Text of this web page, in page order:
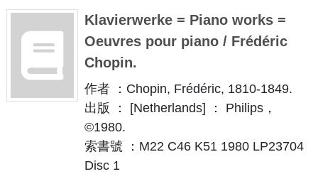
Klavierwerke = Piano works =
Oeuvres pour piano / Frédéric
Chopin.
作者 ：Chopin, Frédéric, 1810-1849.
出版 ： [Netherlands] ： Philips，
©1980.
索書號 ：M22 C46 K51 1980 LP23704
Disc 1